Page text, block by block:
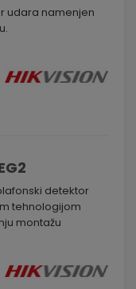
udara namenjen
detektor
tehnologijom
montažu